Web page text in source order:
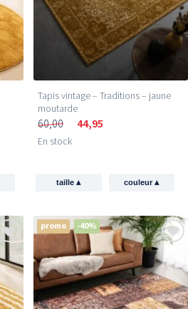
Tapis vintage – Traditions – jaune
moutarde
60,00 44,95
En stock
taille▴ couleur▴
promo -40%